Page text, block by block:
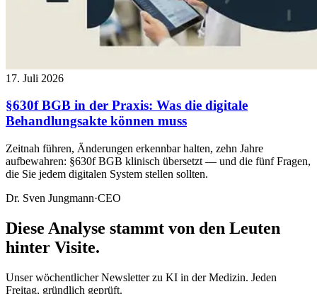
17. Juli 2026
§630f BGB in der Praxis: Was die digitale
Behandlungsakte können muss
Zeitnah führen, Änderungen erkennbar halten, zehn Jahre
aufbewahren: §630f BGB klinisch übersetzt — und die fünf Fragen,
die Sie jedem digitalen System stellen sollten.
Dr. Sven Jungmann·CEO
Diese Analyse stammt von den Leuten
hinter Visite.
Unser wöchentlicher Newsletter zu KI in der Medizin. Jeden
Freitag, gründlich geprüft.